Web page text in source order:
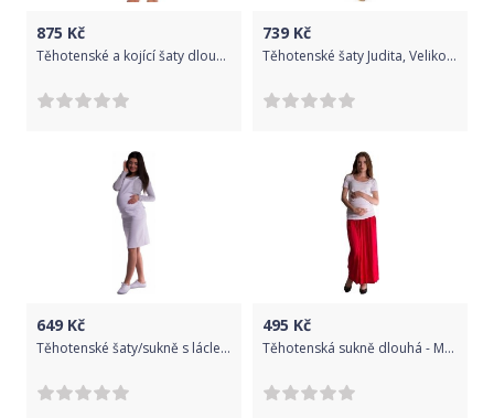
875 Kč
Těhotenské a kojící šaty dlouhý rukáv - KRISTÝNA černé - BeMaaMaa velikost M (38)
739 Kč
Těhotenské šaty Judita, Velikosti těh. moda XS (32-34)
649 Kč
Těhotenské šaty/sukně s láclem - bílé, Velikosti těh. moda M (38)
495 Kč
Těhotenská sukně dlouhá - MAXINA červená - vel.UNI